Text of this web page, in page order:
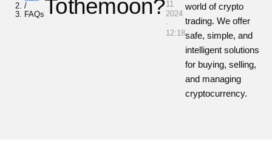
/
FAQsTothemoon?11
2024
·
12:18
world of crypto
trading. We offer
safe, simple, and
intelligent solutions
for buying, selling,
and managing
cryptocurrency.